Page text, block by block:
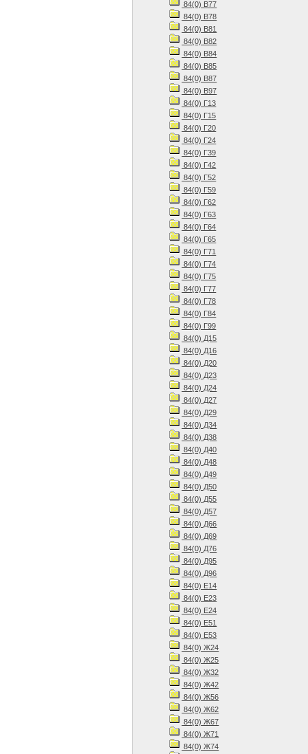
84(0) В77
84(0) В78
84(0) В81
84(0) В82
84(0) В84
84(0) В85
84(0) В87
84(0) В97
84(0) Г13
84(0) Г15
84(0) Г20
84(0) Г24
84(0) Г39
84(0) Г42
84(0) Г52
84(0) Г59
84(0) Г62
84(0) Г63
84(0) Г64
84(0) Г65
84(0) Г71
84(0) Г74
84(0) Г75
84(0) Г77
84(0) Г78
84(0) Г84
84(0) Г99
84(0) Д15
84(0) Д16
84(0) Д20
84(0) Д23
84(0) Д24
84(0) Д27
84(0) Д29
84(0) Д34
84(0) Д38
84(0) Д40
84(0) Д48
84(0) Д49
84(0) Д50
84(0) Д55
84(0) Д57
84(0) Д66
84(0) Д69
84(0) Д76
84(0) Д95
84(0) Д96
84(0) Е14
84(0) Е23
84(0) Е24
84(0) Е51
84(0) Е53
84(0) Ж24
84(0) Ж25
84(0) Ж32
84(0) Ж42
84(0) Ж56
84(0) Ж62
84(0) Ж67
84(0) Ж71
84(0) Ж74